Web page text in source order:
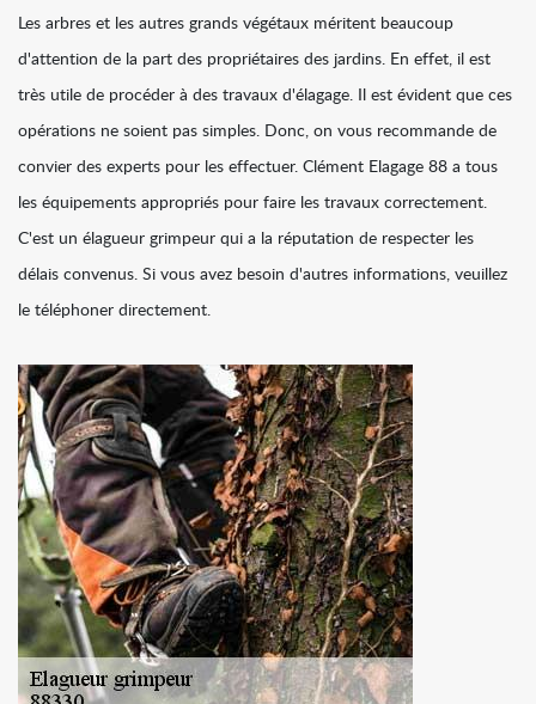
Les arbres et les autres grands végétaux méritent beaucoup
d'attention de la part des propriétaires des jardins. En effet, il est
très utile de procéder à des travaux d'élagage. Il est évident que ces
opérations ne soient pas simples. Donc, on vous recommande de
convier des experts pour les effectuer. Clément Elagage 88 a tous
les équipements appropriés pour faire les travaux correctement.
C'est un élagueur grimpeur qui a la réputation de respecter les
délais convenus. Si vous avez besoin d'autres informations, veuillez
le téléphoner directement.